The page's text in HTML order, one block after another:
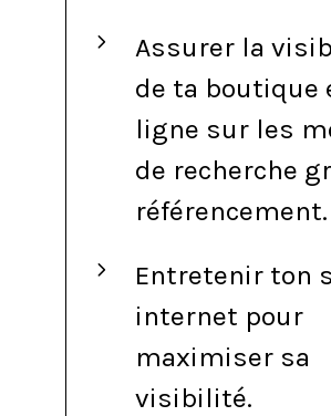
Assurer la
de ta boutique
ligne sur les
de recherche
référencement.
Entretenir ton
internet pour
maximiser sa
visibilité.